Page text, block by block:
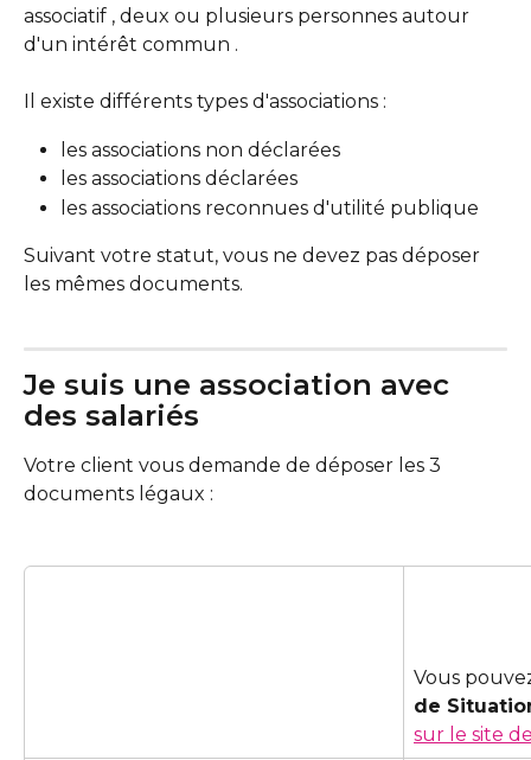
associatif , deux ou plusieurs personnes autour
d'un intérêt commun .
Il existe différents types d'associations :
les associations non déclarées
les associations déclarées
les associations reconnues d'utilité publique
Suivant votre statut, vous ne devez pas déposer
les mêmes documents.
Je suis une association avec
des salariés
Votre client vous demande de déposer les 3
documents légaux :
Vous
de
sur le site